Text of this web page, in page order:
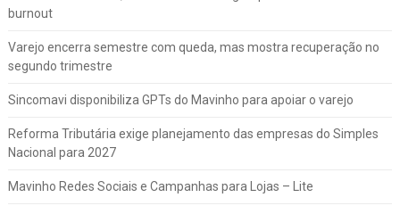
burnout
Varejo encerra semestre com queda, mas mostra recuperação no
segundo trimestre
Sincomavi disponibiliza GPTs do Mavinho para apoiar o varejo
Reforma Tributária exige planejamento das empresas do Simples
Nacional para 2027
Mavinho Redes Sociais e Campanhas para Lojas – Lite